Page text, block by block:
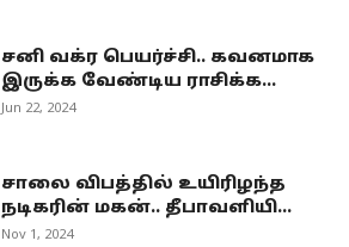
சனி வக்ர பெயர்ச்சி.. கவனமாக
இருக்க வேண்டிய ராசிக்க...
Jun 22, 2024
சாலை விபத்தில் உயிரிழந்த
நடிகரின் மகன்.. தீபாவளியி...
Nov 1, 2024